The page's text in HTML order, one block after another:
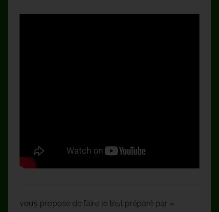
vous propose de faire le test préparé par «